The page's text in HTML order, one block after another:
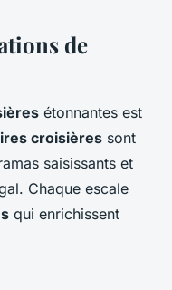
de
étonnantes est
croisières sont
saisissants et
Chaque escale
qui enrichissent